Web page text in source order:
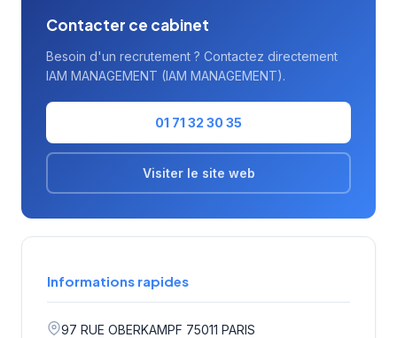
Contacter ce cabinet
Besoin d'un recrutement ? Contactez directement
IAM MANAGEMENT (IAM MANAGEMENT).
01 71 32 30 35
Visiter le site web
Informations rapides
97 RUE OBERKAMPF 75011 PARIS